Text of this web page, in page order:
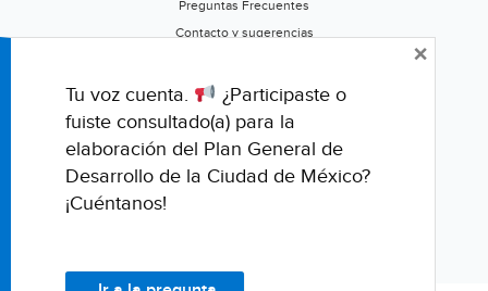
Preguntas Frecuentes
Contacto y sugerencias
Califica este portal
Tu voz cuenta.
¿Participaste o
fuiste consultado(a) para la
elaboración del Plan General de
Desarrollo de la Ciudad de México?
¡Cuéntanos!
×